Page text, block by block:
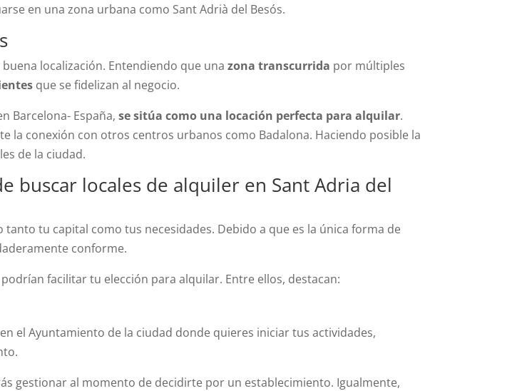
en una zona urbana como Sant Adrià del Besós.
localización. Entendiendo que unazona transcurrida por múltiples
que se fidelizan al negocio.
Barcelona- España,se sitúa como una locación perfecta para alquilar.
la conexión con otros centros urbanos como Badalona. Haciendo posible la
de la ciudad.
buscar locales de alquiler en Sant Adria del
tu capital como tus necesidades. Debido a que es la única forma de
conforme.
facilitar tu elección para alquilar. Entre ellos, destacan:
el Ayuntamiento de la ciudad donde quieres iniciar tus actividades,
gestionar al momento de decidirte por un establecimiento. Igualmente,